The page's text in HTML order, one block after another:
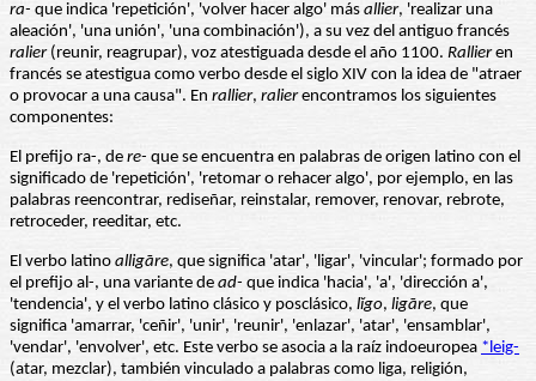
ra- que indica 'repetición', 'volver hacer algo' más allier, 'realizar una
aleación', 'una unión', 'una combinación'), a su vez del antiguo francés
ralier(reunir, reagrupar), voz atestiguada desde el año 1100. Rallieren
francés se atestigua como verbo desde el siglo XIV con la idea de "atraer
o provocar a una causa". En rallier, ralierencontramos los siguientes
componentes:
El prefijo ra-, de re- que se encuentra en palabras de origen latino con el
significado de 'repetición', 'retomar o rehacer algo', por ejemplo, en las
palabras reencontrar, rediseñar, reinstalar, remover, renovar, rebrote,
retroceder, reeditar, etc.
El verbo latino alligāre, que significa 'atar', 'ligar', 'vincular'; formado por
el prefijo al-, una variante de ad- que indica 'hacia', 'a', 'dirección a',
'tendencia', y el verbo latino clásico y posclásico, lĭgo, ligāre, que
significa 'amarrar, 'ceñir', 'unir', 'reunir', 'enlazar', 'atar', 'ensamblar',
'vendar', 'envolver', etc. Este verbo se asocia a la raíz indoeuropea *leig-
(atar, mezclar), también vinculado a palabras como liga, religión,